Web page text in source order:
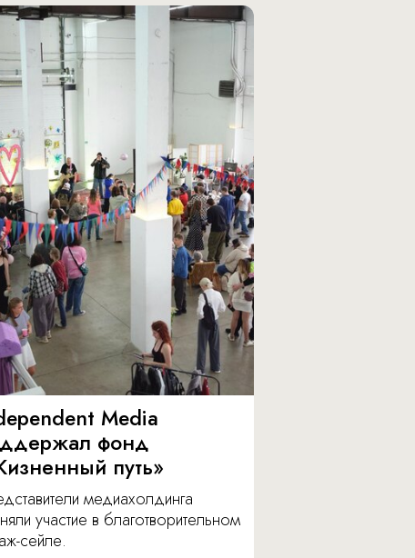
Media
фонд
путь»
медиахолдинга
участие в благотворительном
сейле.